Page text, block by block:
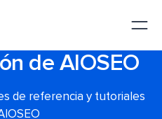
de AIOSEO
de referencia y tutoriales